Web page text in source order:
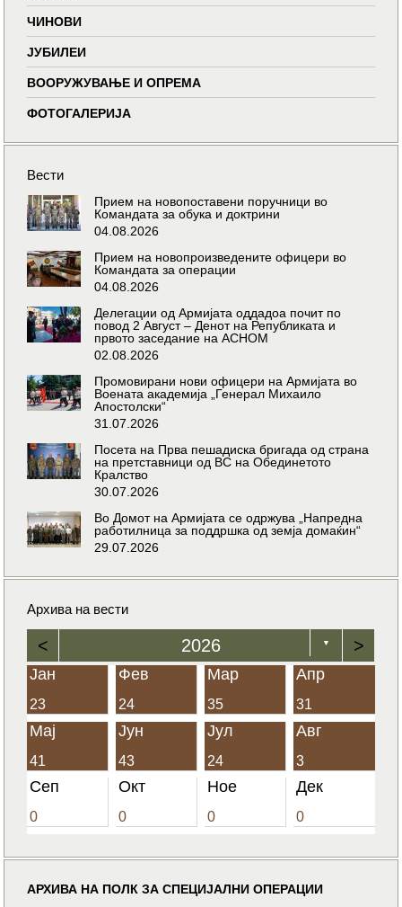
ЧИНОВИ
ЈУБИЛЕИ
ВООРУЖУВАЊЕ И ОПРЕМА
ФОТОГАЛЕРИЈА
Вести
Прием на новопоставени поручници во
Командата за обука и доктрини
04.08.2026
Прием на новопроизведените офицери во
Командата за операции
04.08.2026
Делегации од Армијата оддадоа почит по
повод 2 Август – Денот на Републиката и
првото заседание на АСНОМ
02.08.2026
Промовирани нови офицери на Армијата во
Воената академија „Генерал Михаило
Апостолски“
31.07.2026
Посета на Прва пешадиска бригада од страна
на претставници од ВС на Обединетото
Кралство
30.07.2026
Во Домот на Армијата се одржува „Напредна
работилница за поддршка од земја домаќин“
29.07.2026
Архива на вести
< 2026 ▼ >
Јан
23
Фев
24
Мар
35
Апр
31
Мај
41
Јун
43
Јул
24
Авг
3
Сеп
0
Окт
0
Ное
0
Дек
0
АРХИВА НА ПОЛК ЗА СПЕЦИЈАЛНИ ОПЕРАЦИИ